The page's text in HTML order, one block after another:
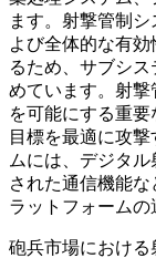
ます。射撃管制
よび全体的な有
るため、サブシ
めています。射
を可能にする重
目標を最適に攻
ムには、デジタ
された通信機能
ラットフォームの
砲兵市場における